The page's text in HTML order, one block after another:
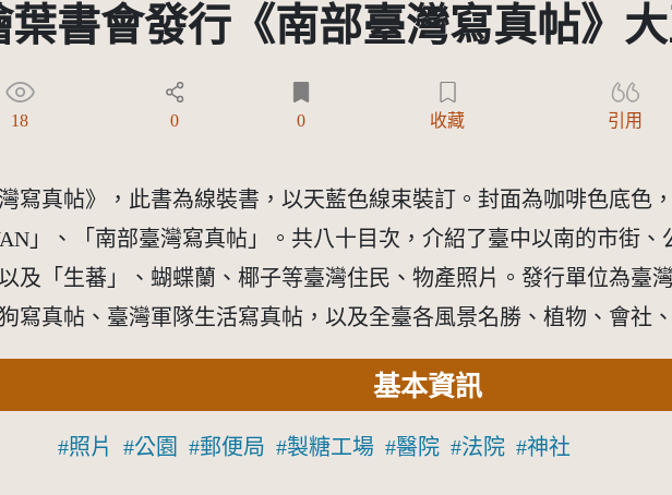
葉書會發行《南部臺灣寫真帖》
3.0 台灣及其後版本(CC BY 3.0 TW +)
18 0 0 收藏 引用
寫真帖》，此書為線裝書，以天藍色線束裝訂。封面為咖啡色底色
」、「南部臺灣寫真帖」。共八十目次，介紹了臺中以南的市街
及「生蕃」、蝴蝶蘭、椰子等臺灣住民、物產照片。發行單位為臺
寫真帖、臺灣軍隊生活寫真帖，以及全臺各風景名勝、植物、會社
基本資訊
照片 公園 郵便局 製糖工場 醫院 法院 神社